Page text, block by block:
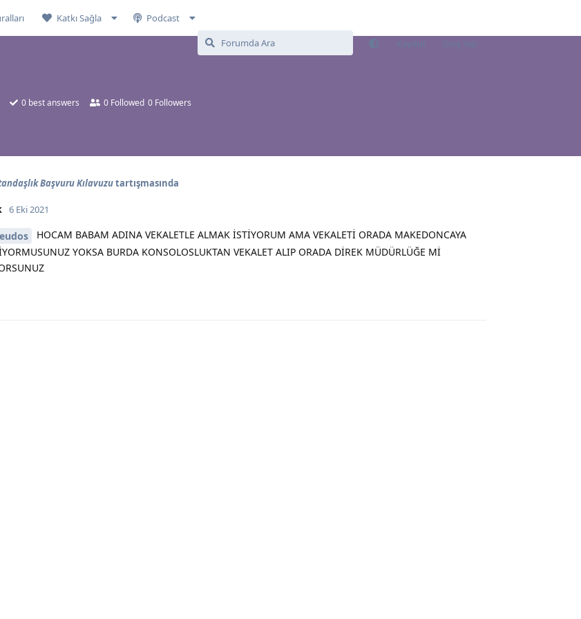
Katkı Sağla Podcast
0 best answers 0 Followed 0 Followers
Başvuru Kılavuzutartışmasında
6 Eki 2021
HOCAM BABAM ADINA VEKALETLE ALMAK İSTİYORUM AMA VEKALETİ ORADA MAKEDONCAYA
YOKSA BURDA KONSOLOSLUKTAN VEKALET ALIP ORADA DİREK MÜDÜRLÜĞE Mİ